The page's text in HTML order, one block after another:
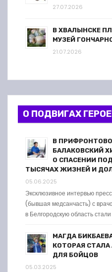
27.07.2026
В ХВАЛЫНСКЕ
МУЗЕЙ
21.07.2026
О ПОДВИГАХ
В
БАЛАКОВСКИЙ
О СПАСЕНИИ
ТЫСЯЧАХ ЖИЗНЕЙ И
05.06.2025
Эксклюзивное интервью
(бывшая медсанчасть) с
в Белгородскую область
МАГДА
КОТОРАЯ
ДЛЯ БОЙЦОВ
05.03.2025